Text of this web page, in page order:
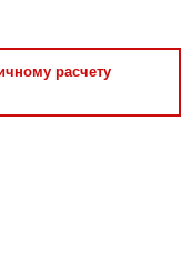
расчету